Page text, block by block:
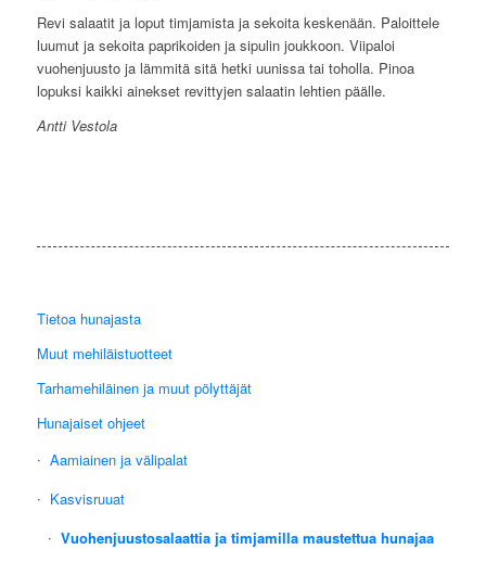
Revi salaatit ja loput timjamista ja sekoita keskenään. Paloittele
luumut ja sekoita paprikoiden ja sipulin joukkoon. Viipaloi
vuohenjuusto ja lämmitä sitä hetki uunissa tai toholla. Pinoa
lopuksi kaikki ainekset revittyjen salaatin lehtien päälle.
Antti Vestola
Tietoa hunajasta
Muut mehiläistuotteet
Tarhamehiläinen ja muut pölyttäjät
Hunajaiset ohjeet
Aamiainen ja välipalat
Kasvisruuat
Vuohenjuustosalaattia ja timjamilla maustettua hunajaa